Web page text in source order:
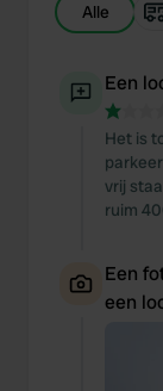
Alle
Een
Het is
vrij
ruim
Een
een